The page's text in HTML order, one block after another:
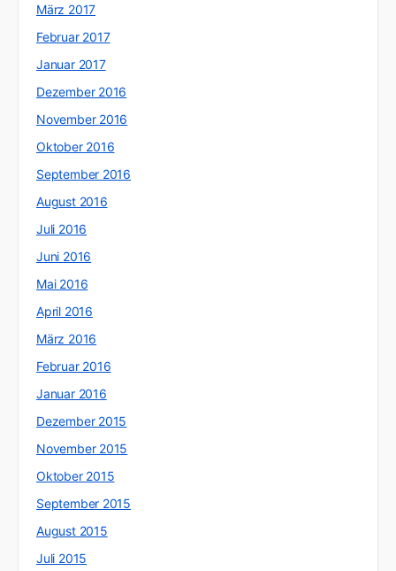
März 2017
Februar 2017
Januar 2017
Dezember 2016
November 2016
Oktober 2016
September 2016
August 2016
Juli 2016
Juni 2016
Mai 2016
April 2016
März 2016
Februar 2016
Januar 2016
Dezember 2015
November 2015
Oktober 2015
September 2015
August 2015
Juli 2015